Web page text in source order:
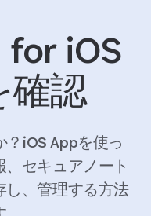
for iOS
確認
？iOS Appを使っ
セキュアノート
し、管理する方法